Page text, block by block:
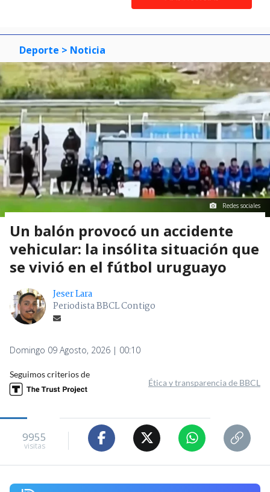
itemitemitem
Deporte > Noticia
Redes sociales
Un balón provocó un accidente
vehicular: la insólita situación que
se vivió en el fútbol uruguayo
Jeser Lara
Periodista BBCL Contigo
Domingo 09 Agosto, 2026 | 00:10
Seguimos criterios de
Ética y transparencia de BBCL
9955
visitas